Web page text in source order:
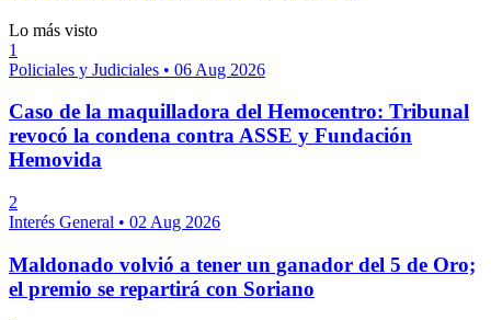
Lo más visto
1
Policiales y Judiciales • 06 Aug 2026
Caso de la maquilladora del Hemocentro: Tribunal
revocó la condena contra ASSE y Fundación
Hemovida
2
Interés General • 02 Aug 2026
Maldonado volvió a tener un ganador del 5 de Oro;
el premio se repartirá con Soriano